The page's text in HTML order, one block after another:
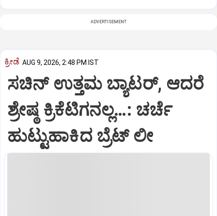
ADVERTISEMENT
ಕ್ರೀಡೆ AUG 9, 2026, 2:48 PM IST
ಸಚಿನ್‌ ಉತ್ತಮ ಬ್ಯಾಟರ್‌, ಆದರೆ
ಶ್ರೇಷ್ಠ ಕ್ರಿಕೆಟಿಗನಲ್ಲ…: ಚರ್ಚೆ
ಹುಟ್ಟುಹಾಕಿದ ಬ್ರೆಟ್‌ ಲೀ